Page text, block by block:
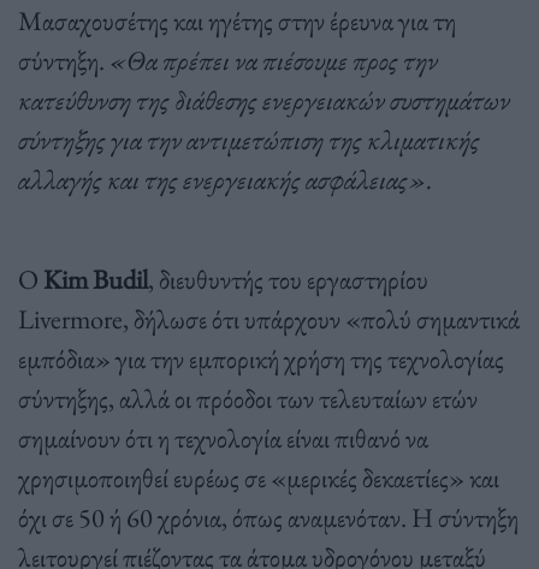
Μασαχουσέτης και ηγέτης στην έρευνα για τη
σύντηξη. «Θα πρέπει να πιέσουμε προς την
κατεύθυνση της διάθεσης ενεργειακών συστημάτων
σύντηξης για την αντιμετώπιση της κλιματικής
αλλαγής και της ενεργειακής ασφάλειας».
Ο Kim Budil, διευθυντής του εργαστηρίου
Livermore, δήλωσε ότι υπάρχουν «πολύ σημαντικά
εμπόδια» για την εμπορική χρήση της τεχνολογίας
σύντηξης, αλλά οι πρόοδοι των τελευταίων ετών
σημαίνουν ότι η τεχνολογία είναι πιθανό να
χρησιμοποιηθεί ευρέως σε «μερικές δεκαετίες» και
όχι σε 50ή 60χρόνια, όπως αναμενόταν. Η σύντηξη
λειτουργεί πιέζοντας τα άτομα υδρογόνου μεταξύ